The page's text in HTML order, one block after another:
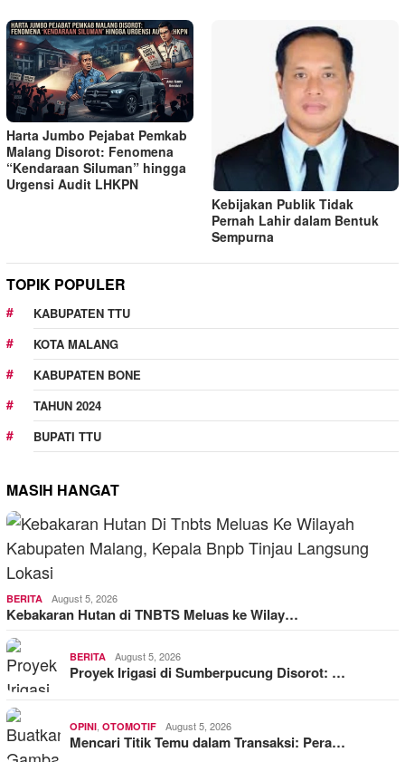
Harta Jumbo Pejabat Pemkab
Malang Disorot: Fenomena
“Kendaraan Siluman” hingga
Urgensi Audit LHKPN
Kebijakan Publik Tidak
Pernah Lahir dalam Bentuk
Sempurna
TOPIK POPULER
KABUPATEN TTU
KOTA MALANG
KABUPATEN BONE
TAHUN 2024
BUPATI TTU
MASIH HANGAT
BERITA August 5, 2026
Kebakaran Hutan di TNBTS Meluas ke Wilay…
BERITA August 5, 2026
Proyek Irigasi di Sumberpucung Disorot: …
OPINI, OTOMOTIF August 5, 2026
Mencari Titik Temu dalam Transaksi: Pera…